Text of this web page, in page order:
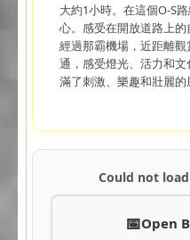
大約1小時。在這個O-S
心。感受在開放道路上的
經過那霸機場，近距離
通，感受燈光、活力和
滿了刺激、樂趣和壯麗的
Could not
Open